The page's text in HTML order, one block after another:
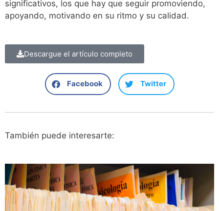
significativos, los que hay que seguir promoviendo,
apoyando, motivando en su ritmo y su calidad.
Descargue el artículo completo
Facebook Twitter
También puede interesarte: